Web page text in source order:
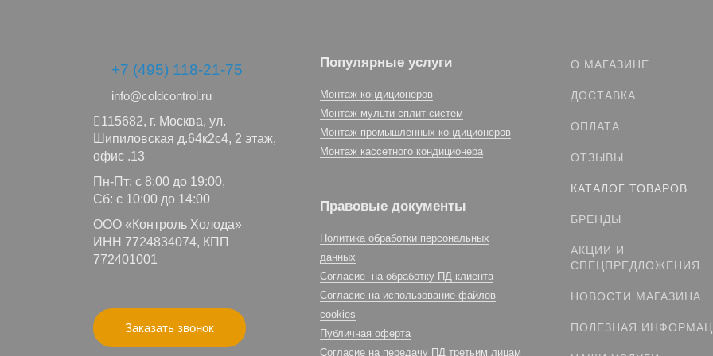
+7 (495) 118-21-75
info@coldcontrol.ru
115682, г. Москва, ул.
Шипиловская д.64к2с4, 2 этаж,
офис .13
Пн-Пт: с 8:00 до 19:00,
Сб: с 10:00 до 14:00
ООО «Контроль Холода»
ИНН 7724834074, КПП
772401001
Заказать звонок
Популярные услуги
Монтаж кондиционеров
Монтаж мульти сплит систем
Монтаж промышленных кондиционеров
Монтаж кассетного кондиционера
Правовые документы
Политика обработки персональных
данных
Согласие на обработку ПД клиента
Согласие на использование файлов
cookies
Публичная оферта
Согласие на передачу ПД третьим лицам
О МАГАЗИНЕ
ДОСТАВКА
ОПЛАТА
ОТЗЫВЫ
КАТАЛОГ ТОВАРОВ
БРЕНДЫ
АКЦИИ И
СПЕЦПРЕДЛОЖЕНИЯ
НОВОСТИ МАГАЗИНА
ПОЛЕЗНАЯ